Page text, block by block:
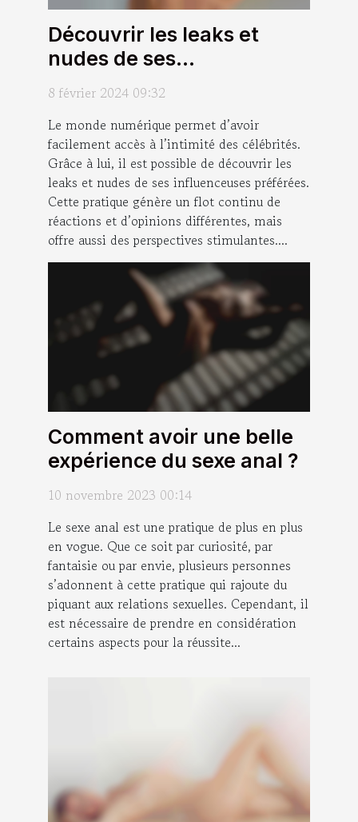
Découvrir les leaks et
nudes de ses
influenceuses préférées :
8 février 2024 09:32
Le monde numérique permet d’avoir
facilement accès à l’intimité des célébrités.
Grâce à lui, il est possible de découvrir les
leaks et nudes de ses influenceuses préférées.
Cette pratique génère un flot continu de
réactions et d’opinions différentes, mais
offre aussi des perspectives stimulantes....
Comment avoir une belle
expérience du sexe anal ?
10 novembre 2023 00:14
Le sexe anal est une pratique de plus en plus
en vogue. Que ce soit par curiosité, par
fantaisie ou par envie, plusieurs personnes
s’adonnent à cette pratique qui rajoute du
piquant aux relations sexuelles. Cependant, il
est nécessaire de prendre en considération
certains aspects pour la réussite...